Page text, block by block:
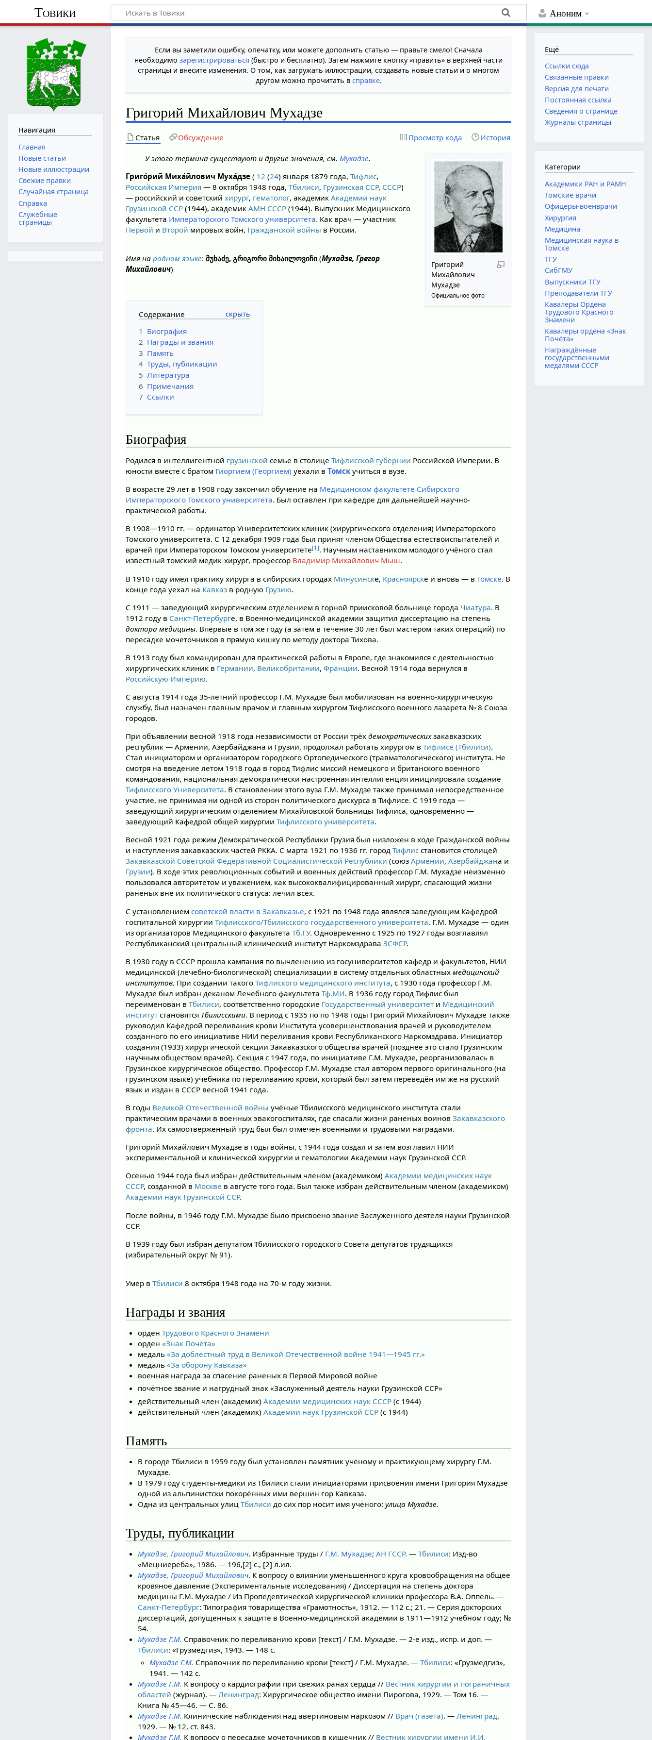
Аноним
Товики
Если вы заметили ошибку, опечатку, или можете дополнить статью — правьте смело! Сначала
необходимозарегистрироваться (быстро и бесплатно). Затем нажмите кнопку «править» в верхней части
страницы и внесите изменения. О том, как загружать иллюстрации, создавать новые статьи и о многом
другом можно прочитать в справке.
Григорий Михайлович Мухадзе
Статья Обсуждение Просмотр кода История
Григорий
Михайлович
Мухадзе
Официальное фото
У этого термина существуют и другие значения, см. Мухадзе.
Григо́рий Миха́йлович Муха́дзе ( 12 (24) января 1879 года,Тифлис,
Российская Империя — 8 октября 1948 года,Тбилиси, Грузинская ССР, СССР)
— российский и советскийхирург, гематолог, академикАкадемии наук
Грузинской ССР (1944), академикАМН СССР (1944). Выпускник Медицинского
факультета Императорского Томского университета. Как врач — участник
Первой и Второй мировых войн, Гражданской войны в России.
Имя народном языке:მუხაძე, გრიგორი მიხაილოვიჩი (Мухадзе, Грегор
Михайлович)
Содержание
1 Биография
2 Награды и звания
3 Память
4 Труды, публикации
5 Литература
6 Примечания
7 Ссылки
Биография
Родился в интеллигентной грузинской семье в столицеТифлисской губернии Российской Империи. В
юности вместе с братом Гиоргием (Георгием) уехали вТомск учиться в вузе.
В возрасте 29 лет в 1908 году закончил обучение на Медицинском факультете Сибирского
Императорского Томского университета. Был оставлен при кафедре для дальнейшей научно-
практической работы.
В 1908—1910 гг. — ординатор Университетских клиник (хирургического отделения) Императорского
Томского университета. С 12 декабря 1909 года был принят членом Общества естествоиспытателей и
врачей при Императорском Томском университете[1]. Научным наставником молодого учёного стал
известный томский медик-хирург, профессор Владимир Михайлович Мыш.
В 1910 году имел практику хирурга в сибирских городах Минусинске, Красноярске и вновь — вТомске. В
конце года уехал на Кавказ в родную Грузию.
С 1911 — заведующий хирургическим отделением в горной приисковой больнице города Чиатура. В
1912 году в Санкт-Петербурге, в Военно-медицинской академии защитил диссертацию на степень
доктора медицины. Впервые в том же году (а затем в течение 30 лет был мастером таких операций) по
пересадке мочеточников в прямую кишку по методу доктора Тихова.
В 1913 году был командирован для практической работы в Европе, где знакомился с деятельностью
хирургических клиник в Германии, Великобритании,Франции. Весной 1914 года вернулся в
Российскую Империю.
С августа 1914 года 35-летний профессор Г.М. Мухадзе был мобилизован на военно-хирургическую
службу, был назначен главным врачом и главным хирургом Тифлисского военного лазарета № 8 Союза
городов.
При объявлении весной 1918 года независимости от России трёхдемократическихзакавказских
республик — Армении, Азербайджана и Грузии, продолжал работать хирургом вТифлисе (Тбилиси).
Стал инициатором и организатором городского Ортопедического (травматологического) института. Не
смотря на введение летом 1918 года в город Тифлис миссий немецкого и британского военного
командования, национальная демократически настроенная интеллигенция инициировала создание
Тифлисского Университета. В становлении этого вуза Г.М. Мухадзе также принимал непосредственное
участие, не принимая ни одной из сторон политического дискурса в Тифлисе. С 1919 года —
заведующий хирургическим отделением Михайловской больницы Тифлиса, одновременно —
заведующий Кафедрой общей хирургииТифлисского университета.
Весной 1921 года режим Демократической Республики Грузия был низложен в ходе Гражданской войны
и наступления закавказских частей РККА. С марта 1921 по 1936 гг. городТифлис становится столицей
Закавказской Советской Федеративной Социалистической Республики (союзАрмении,Азербайджана и
Грузии). В ходе этих революционных событий и военных действий профессор Г.М. Мухадзе неизменно
пользовался авторитетом и уважением, как высококвалифицированный хирург, спасающий жизни
раненых вне их политического статуса: лечил всех.
С установлениемсоветской власти в Закавказье, с 1921 по 1948 года являлся заведующим Кафедрой
госпитальной хирургииТифлисского/Тбилисского государственного университета. Г.М. Мухадзе — один
из организаторов Медицинского факультетаТб.ГУ. Одновременно с 1925 по 1927 годы возглавлял
Республиканский центральный клинический институт НаркомздраваЗСФСР.
В 1930 году в СССР прошла кампания по вычленению из госуниверситетов кафедр и факультетов, НИИ
медицинской (лечебно-биологической) специализации в систему отдельных областныхмедицинский
институтов. При создании такогоТифлиского медицинского института, с 1930 года профессор Г.М.
Мухадзе был избран деканом Лечебного факультетаТф.МИ. В 1936 году город Тифлис был
переименован вТбилиси, соответственно городские Государственный университет и Медицинский
институт становятся Тбилисскими. В период с 1935 по по 1948 годы Григорий Михайлович Мухадзе также
руководил Кафедрой переливания крови Института усовершенствования врачей и руководителем
созданного по его инициативе НИИ переливания крови Республиканского Наркомздрава. Инициатор
создания (1933) хирургической секции Закавказского общества врачей (позднее это стало Грузинским
научным обществом врачей). Секция с 1947 года, по инициативе Г.М. Мухадзе, реорганизовалась в
Грузинское хирургическое общество. Профессор Г.М. Мухадзе стал автором первого оригинального (на
грузинском языке) учебника по переливанию крови, который был затем переведён им же на русский
язык и издан в СССР весной 1941 года.
В годы Великой Отечественной войны учёные Тбилисского медицинского института стали
практическим врачами в военных эвакогоспиталях, где спасали жизни раненых воиновЗакавказского
фронта. Их самоотверженный труд был был отмечен военными и трудовыми наградами.
Григорий Михайлович Мухадзе в годы войны, с 1944 года создал и затем возглавил НИИ
экспериментальной и клинической хирургии и гематологии Академии наук Грузинской ССР.
Осенью 1944 года был избран действительным членом (академиком)Академии медицинских наук
СССР, созданной в Москве в августе того года. Был также избран действительным членом (академиком)
Академии наук Грузинской ССР.
После войны, в 1946 году Г.М. Мухадзе было присвоено звание Заслуженного деятеля науки Грузинской
ССР.
В 1939 году был избран депутатом Тбилисского городского Совета депутатов трудящихся
(избирательный округ № 91).
Умер вТбилиси 8 октября 1948 года на 70-м году жизни.
Награды и звания
орден Трудового Красного Знамени
орден «Знак Почёта»
медаль «За доблестный труд в Великой Отечественной войне 1941—1945 гг.»
медаль «За оборону Кавказа»
военная награда за спасение раненых в Первой Мировой войне
почётное звание и нагрудный знак «Заслуженный деятель науки Грузинской ССР»
действительный член (академик) Академии медицинских наук СССР(с 1944)
действительный член (академик) Академии наук Грузинской ССР(с 1944)
Память
В городе Тбилиси в 1959 году был установлен памятник учёному и практикующему хирургу Г.М.
Мухадзе.
В 1979 году студенты-медики из Тбилиси стали инициаторами присвоения имени Григория Мухадзе
одной из альпинистски покорённых ими вершин гор Кавказа.
Одна из центральных улиц Тбилиси до сих пор носит имя учёного: улица Мухадзе.
Труды, публикации
Мухадзе, Григорий Михайлович. Избранные труды / Г.М. Мухадзе; АН ГССР. — Тбилиси: Изд-во
«Мецниереба», 1986. — 196,[2] с., [2] л.ил.
Мухадзе, Григорий Михайлович. К вопросу о влиянии уменьшенного круга кровообращения на общее
кровяное давление (Экспериментальные исследования) / Диссертация на степень доктора
медицины Г.М. Мухадзе / Из Пропедевтической хирургической клиники профессора В.А. Оппель. —
Санкт-Петербург: Типография товарищества «Грамотность», 1912. — 112 с.; 21. — Серия докторских
диссертаций, допущенных к защите в Военно-медицинской академии в 1911—1912 учебном году; №
54.
Мухадзе Г.М. Справочник по переливанию крови [текст] / Г.М. Мухадзе. — 2-е изд., испр. и доп. —
Тбилиси: «Грузмедгиз», 1943. — 148 с.
Мухадзе Г.М. Справочник по переливанию крови [текст] / Г.М. Мухадзе. — Тбилиси: «Грузмедгиз»,
1941. — 142 с.
Мухадзе Г.М. К вопросу о кардиографии при свежих ранах сердца // Вестник хирургии и пограничных
областей (журнал). — Ленинград: Хирургическое общество имени Пирогова, 1929. — Том 16. —
Книга № 45—46. — С. 86.
Мухадзе Г.М. Клинические наблюдения над авертиновым наркозом // Врач (газета). — Ленинград,
1929. — № 12, ст. 843.
Мухадзе Г.М. К вопросу о пересадке мочеточников в кишечник // Вестник хирургии имени И.И.
Навигация
Главная
Новые статьи
Новые иллюстрации
Свежие правки
Случайная страница
Справка
Служебные
страницы
Ещё
Ссылки сюда
Связанные правки
Версия для печати
Постоянная ссылка
Сведения о странице
Журналы страницы
Категории
Академики РАН и РАМН
Томские врачи
Офицеры-военврачи
Хирургия
Медицина
Медицинская наука в
Томске
ТГУ
СибГМУ
Выпускники ТГУ
Преподаватели ТГУ
Кавалеры Ордена
Трудового Красного
Знамени
Кавалеры ордена «Знак
Почёта»
Награждённые
государственными
медалями СССР